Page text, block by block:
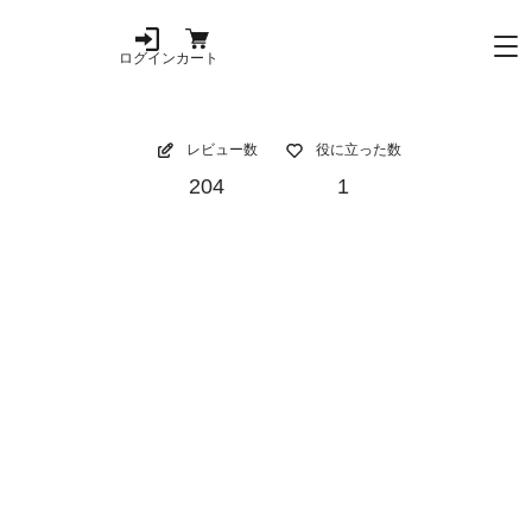
ログインカート
レビュー数
204
役に立った数
1